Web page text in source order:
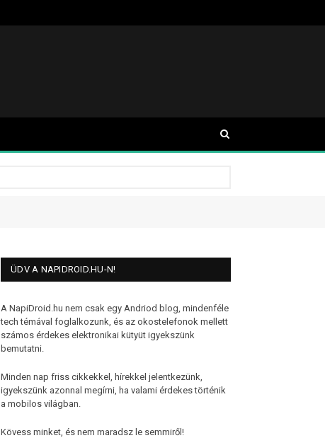
ÜDV A NAPIDROID.HU-N!
A NapiDroid.hu nem csak egy Andriod blog, mindenféle
tech témával foglalkozunk, és az okostelefonok mellett
számos érdekes elektronikai kütyüt igyekszünk
bemutatni.
Minden nap friss cikkekkel, hírekkel jelentkezünk,
igyekszünk azonnal megírni, ha valami érdekes történik
a mobilos világban.
Kövess minket, és nem maradsz le semmiről!